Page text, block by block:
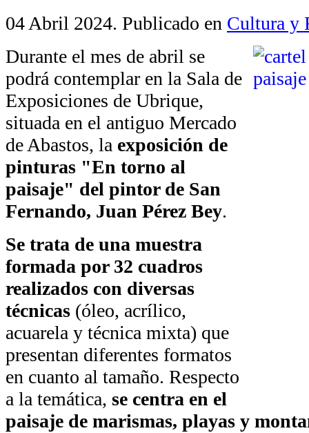
04 Abril 2024. Publicado en Cultura y
Durante el mes de abril se
podrá contemplar en la Sala de
Exposiciones de Ubrique,
situada en el antiguo Mercado
de Abastos, la exposición de
pinturas "En torno al
paisaje" del pintor de San
Fernando, Juan Pérez Bey.
Se trata de una muestra
formada por 32 cuadros
realizados con diversas
técnicas (óleo, acrílico,
acuarela y técnica mixta) que
presentan diferentes formatos
en cuanto al tamaño. Respecto
a la temática, se centra en el
paisaje de marismas, playas y